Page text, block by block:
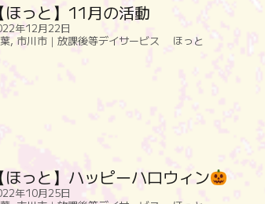
【ほっと】11月の活動
年12月22日
, 市川市｜放課後等デイサービス ほっと
【ほっと】ハッピーハロウィン
年10月25日